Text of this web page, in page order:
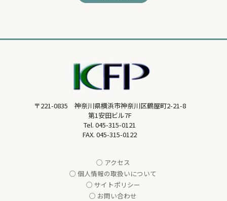
〒221-0835 神奈川県横浜市神奈川区鶴屋町2-21-8
第1安田ビル7F
Tel. 045-315-0121
FAX. 045-315-0122
○ アクセス
○ 個人情報の取扱いについて
○ サイトポリシー
○ お問い合わせ